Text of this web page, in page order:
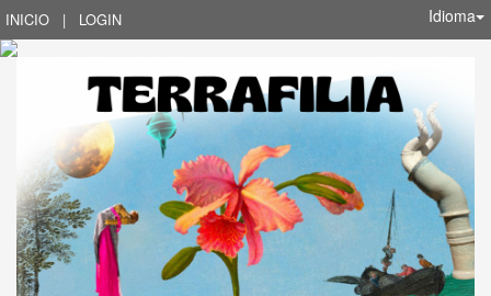
INICIO | LOGIN Idioma